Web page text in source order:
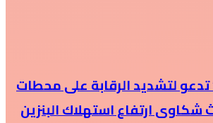
تدعو لتشديد الرقابة على محطات
شكاوى ارتفاع استهلاك البنزين